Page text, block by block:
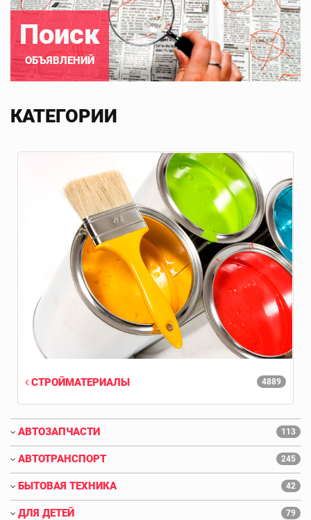
Поиск
ОБЪЯВЛЕНИЙ
КАТЕГОРИИ
4889
СТРОЙМАТЕРИАЛЫ
АВТОЗАПЧАСТИ 113
АВТОТРАНСПОРТ 245
БЫТОВАЯ ТЕХНИКА 42
ДЛЯ ДЕТЕЙ 79